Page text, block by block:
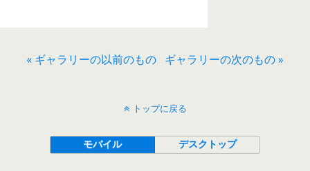
« ギャラリーの以前のもの ギャラリーの次のもの »
トップに戻る
モバイル デスクトップ